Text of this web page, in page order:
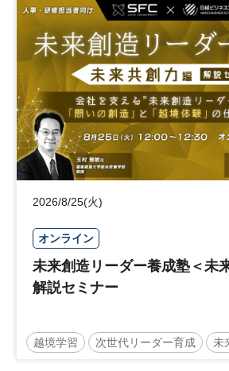
日経社会イノベーションフォーラム
2026/8/25(火)
オンライン
未来創造リーダー養成塾＜未
解説セミナー
越境学習 次世代リーダー育成 未